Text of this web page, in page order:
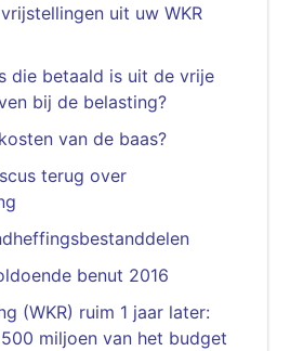
uit uw WKR
die betaald is uit de vrije
bij de belasting?
van de baas?
terug over
benut 2016
(WKR) ruim 1 jaar later:
miljoen van het budget